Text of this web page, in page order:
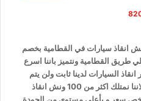
انقاذ سيارات في القطامية بخصم
طريق القطامية ونتميز باننا اسرع
السيارات لدينا ثابت ولن يتم
مطالبتك بأي رسوم إضافية أو إكرامية لاننا نمتلك اكثر من 100 ونش انقاذ